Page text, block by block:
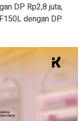
DP Rp2,8 juta,
dengan DP